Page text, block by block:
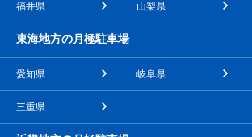
福井県 山梨県
東海地方の月極駐車場
愛知県 岐阜県
三重県